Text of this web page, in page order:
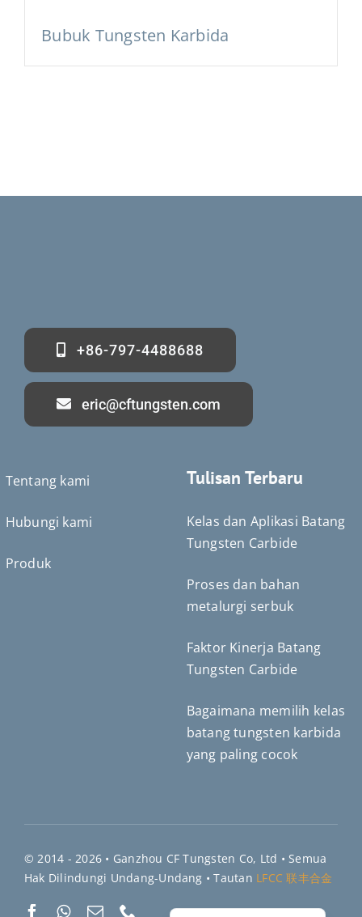
Bubuk Tungsten Karbida
+86-797-4488688
eric@cftungsten.com
Tentang kami
Hubungi kami
Produk
Tulisan Terbaru
Kelas dan Aplikasi Batang
Tungsten Carbide
Proses dan bahan
metalurgi serbuk
Faktor Kinerja Batang
Tungsten Carbide
Bagaimana memilih kelas
batang tungsten karbida
yang paling cocok
© 2014 - 2026 • Ganzhou CF Tungsten Co, Ltd • Semua
Hak Dilindungi Undang-Undang • Tautan LFCC 联丰合金
简体中文
Русский
日本語
Türkçe
Español de México
Português do Brasil
Deutsch (Sie)